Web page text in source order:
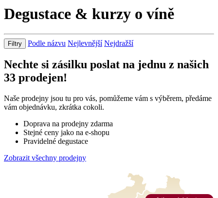
Degustace & kurzy o víně
Filtry Podle názvu Nejlevnější Nejdražší
Nechte si zásilku poslat na jednu z našich
33 prodejen!
Naše prodejny jsou tu pro vás, pomůžeme vám s výběrem, předáme
vám objednávku, zkrátka cokoli.
Doprava na prodejny zdarma
Stejné ceny jako na e-shopu
Pravidelné degustace
Zobrazit všechny prodejny